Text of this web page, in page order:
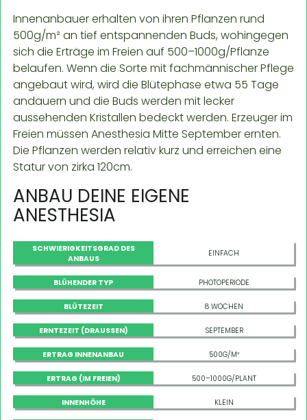
Innenanbauer erhalten von ihren Pflanzen rund
500g/m² an tief entspannenden Buds, wohingegen
sich die Erträge im Freien auf 500–1000g/Pflanze
belaufen. Wenn die Sorte mit fachmännischer Pflege
angebaut wird, wird die Blütephase etwa 55 Tage
andauern und die Buds werden mit lecker
aussehenden Kristallen bedeckt werden. Erzeuger im
Freien müssen Anesthesia Mitte September ernten.
Die Pflanzen werden relativ kurz und erreichen eine
Statur von zirka 120cm.
ANBAU DEINE EIGENE
ANESTHESIA
SCHWIERIGKEITSGRAD DES
ANBAUS
EINFACH
BLÜHENDER TYP PHOTOPERIODE
BLÜTEZEIT 8 WOCHEN
ERNTEZEIT (DRAUSSEN) SEPTEMBER
ERTRAG INNENANBAU 500G/M²
ERTRAG (IM FREIEN) 500–1000G/PLANT
INNENHÖHE KLEIN